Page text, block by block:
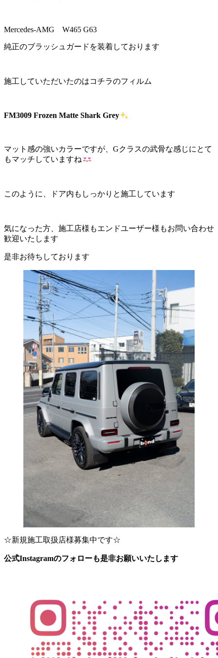
Mercedes-AMG W465 G63
純正のブラッシュガードを装着しております
施工していただいたのはコチラのフィルム
FM3009 Frozen Matte Shark Grey
マット感の強いカラーですが、Gクラスの武骨な感じにとて
もマッチしていますね
このように、ドア内もしっかりと施工しています
気になった方、施工店様もエンドユーザー様もお問い合わせ
歓迎いたします
是非お待ちしております
☆新規施工取扱店様募集中です☆
公式Instagramのフォローも是非お願いいたします